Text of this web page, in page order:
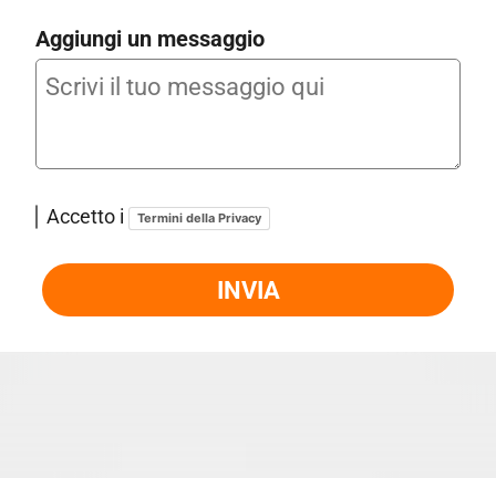
Aggiungi un messaggio
Accetto i Termini della Privacy
INVIA